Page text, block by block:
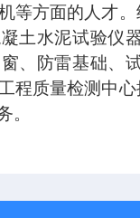
等方面的人才
土水泥试验仪
、防雷基础、
程质量检测中
。